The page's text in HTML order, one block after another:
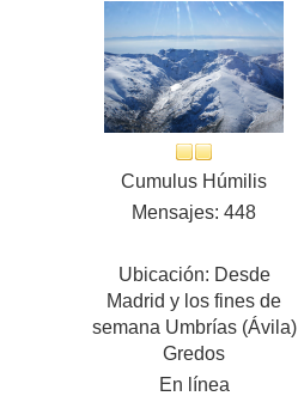
Cumulus Húmilis
Mensajes: 448
Ubicación: Desde
Madrid y los fines de
semana Umbrías (Ávila)
Gredos
En línea